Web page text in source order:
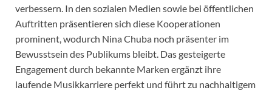
verbessern. In den sozialen Medien sowie bei öffentlichen
Auftritten präsentieren sich diese Kooperationen
prominent, wodurch Nina Chuba noch präsenter im
Bewusstsein des Publikums bleibt. Das gesteigerte
Engagement durch bekannte Marken ergänzt ihre
laufende Musikkarriere perfekt und führt zu nachhaltigem